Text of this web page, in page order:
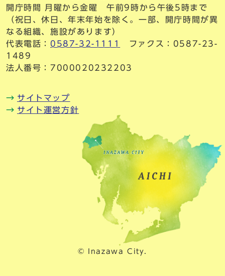
開庁時間 月曜から金曜 午前9時から午後5時まで
（祝日、休日、年末年始を除く。一部、開庁時間が異
なる組織、施設があります）
代表電話： 0587-32-1111
ファクス：0587-23-
1489
法人番号：7000020232203
サイトマップ
サイト運営方針
© Inazawa City.